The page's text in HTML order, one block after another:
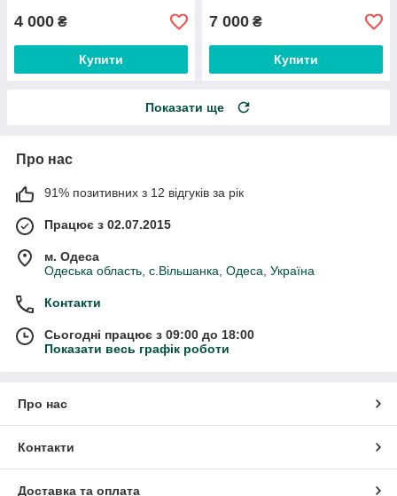
4 000 ₴
Купити
7 000 ₴
Купити
Показати ще
Про нас
91% позитивних з 12 відгуків за рік
Працює з 02.07.2015
м. Одеса
Одеська область, с.Вільшанка, Одеса, Україна
Контакти
Сьогодні працює з 09:00 до 18:00
Показати весь графік роботи
Про нас
Контакти
Доставка та оплата